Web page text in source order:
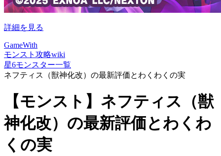
詳細を見る
GameWith
モンスト攻略wiki
星6モンスター一覧
ネフティス（獣神化改）の最新評価とわくわくの実
【モンスト】ネフティス（獣
神化改）の最新評価とわくわ
くの実